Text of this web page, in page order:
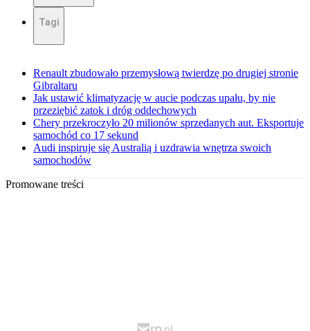
Tagi
Renault zbudowało przemysłową twierdzę po drugiej stronie
Gibraltaru
Jak ustawić klimatyzację w aucie podczas upału, by nie
przeziębić zatok i dróg oddechowych
Chery przekroczyło 20 milionów sprzedanych aut. Eksportuje
samochód co 17 sekund
Audi inspiruje się Australią i uzdrawia wnętrza swoich
samochodów
Promowane treści